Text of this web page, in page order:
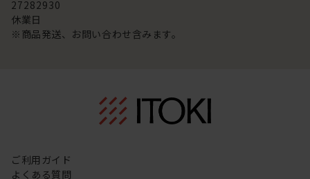
27282930
休業日
※商品発送、お問い合わせ含みます。
ご利用ガイド
よくある質問